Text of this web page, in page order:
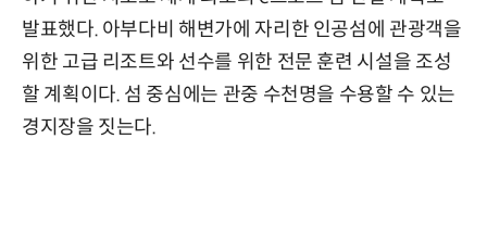
발표했다. 아부다비 해변가에 자리한 인공섬에 관광객을
위한 고급 리조트와 선수를 위한 전문 훈련 시설을 조성
할 계획이다. 섬 중심에는 관중 수천명을 수용할 수 있는
경지장을 짓는다.